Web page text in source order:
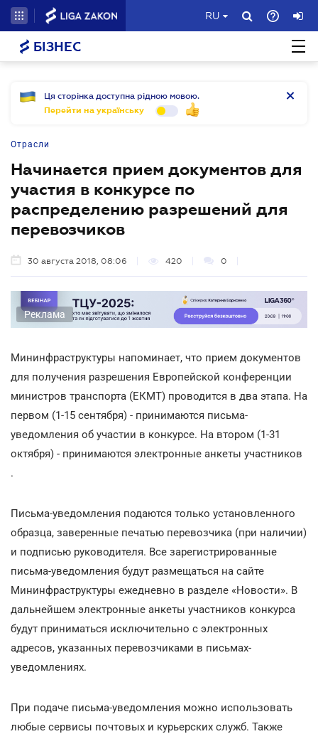
RU
БІЗНЕС
Ця сторінка доступна рідною мовою.
Перейти на українську
Отрасли
Начинается прием документов для
участия в конкурсе по
распределению разрешений для
перевозчиков
30 августа 2018, 08:06 420 0
Реклама
Мининфраструктуры напоминает, что прием документов
для получения разрешения Европейской конференции
министров транспорта (ЕКМТ) проводится в два этапа. На
первом (1-15 сентября) - принимаются письма-
уведомления об участии в конкурсе. На втором (1-31
октября) - принимаются электронные анкеты участников
.
Письма-уведомления подаются только установленного
образца, заверенные печатью перевозчика (при наличии)
и подписью руководителя. Все зарегистрированные
письма-уведомления будут размещаться на сайте
Мининфраструктуры ежедневно в разделе «Новости». В
дальнейшем электронные анкеты участников конкурса
будут приниматься исключительно с электронных
адресов, указанных перевозчиками в письмах-
уведомлениях.
При подаче письма-уведомления можно использовать
любые сервисы почтовых и курьерских служб. Также